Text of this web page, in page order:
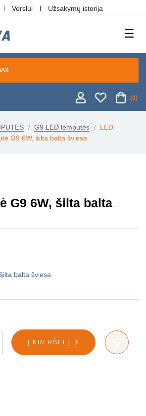
Verslui Užsakymų istorija
☰
(0)
G9 LED lemputės
LED
G9 6W, šilta balta šviesa
G9 6W, šilta balta
balta šviesa
Į KREPŠELĮ